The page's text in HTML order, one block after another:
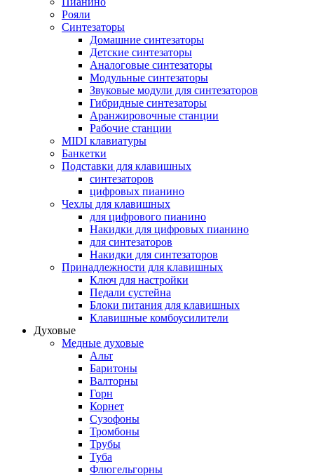
Рояли
Синтезаторы
Домашние синтезаторы
Детские синтезаторы
Аналоговые синтезаторы
Модульные синтезаторы
Звуковые модули для синтезаторов
Гибридные синтезаторы
Аранжировочные станции
Рабочие станции
MIDI клавиатуры
Банкетки
Подставки для клавишных
синтезаторов
цифровых пианино
Чехлы для клавишных
для цифрового пианино
Накидки для цифровых пианино
для синтезаторов
Накидки для синтезаторов
Принадлежности для клавишных
Ключ для настройки
Педали сустейна
Блоки питания для клавишных
Клавишные комбоусилители
Духовые
Медные духовые
Альт
Баритоны
Валторны
Горн
Корнет
Сузофоны
Тромбоны
Трубы
Туба
Флюгельгорны